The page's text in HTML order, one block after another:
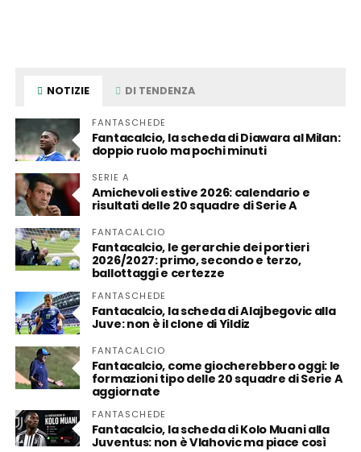
NOTIZIE DI TENDENZA
FANTASCHEDE
Fantacalcio, la scheda di Diawara al Milan:
doppio ruolo ma pochi minuti
SERIE A
Amichevoli estive 2026: calendario e
risultati delle 20 squadre di Serie A
FANTACALCIO
Fantacalcio, le gerarchie dei portieri
2026/2027: primo, secondo e terzo,
ballottaggi e certezze
FANTASCHEDE
Fantacalcio, la scheda di Alajbegovic alla
Juve: non è il clone di Yildiz
FANTACALCIO
Fantacalcio, come giocherebbero oggi: le
formazioni tipo delle 20 squadre di Serie A
aggiornate
FANTASCHEDE
Fantacalcio, la scheda di Kolo Muani alla
Juventus: non è Vlahovic ma piace così